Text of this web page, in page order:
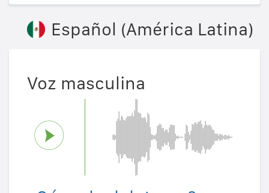
Español (América Latina)
Voz masculina